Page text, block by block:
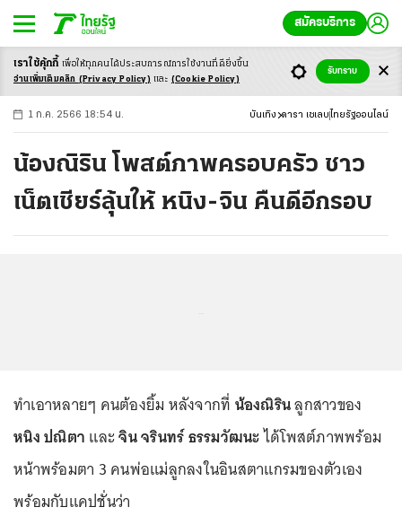
สมัครบริการ
-ก ก ก+
1 ก.ค. 2566 18:54 น. บันเทิง ดารา เซเลบ ไทยรัฐออนไลน์
น้องณิริน โพสต์ภาพครอบครัว ชาว
เน็ตเชียร์ลุ้นให้ หนิง-จิน คืนดีอีกรอบ
ทำเอาหลายๆ คนต้องยิ้ม หลังจากที่ น้องณิรินลูกสาวของ
หนิง ปณิตา และจิน จรินทร์ ธรรมวัฒนะได้โพสต์ภาพพร้อม
หน้าพร้อมตา 3 คนพ่อแม่ลูกลงในอินสตาแกรมของตัวเอง
พร้อมกับแคปชั่นว่า
เราใช้คุ้กกี้ เพื่อให้ทุกคนได้ประสบการณ์การใช้งานที่ดียิ่งขึ้น
อ่านเพิ่มเติมคลิก (Privacy Policy) และ (Cookie Policy)
รับทราบ